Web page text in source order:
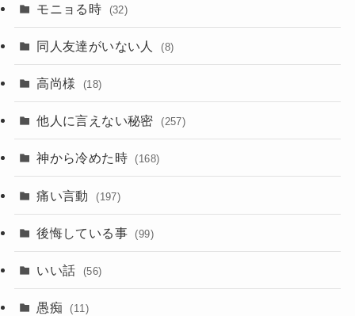
モニョる時 (32)
同人友達がいない人 (8)
高尚様 (18)
他人に言えない秘密 (257)
神から冷めた時 (168)
痛い言動 (197)
後悔している事 (99)
いい話 (56)
愚痴 (11)